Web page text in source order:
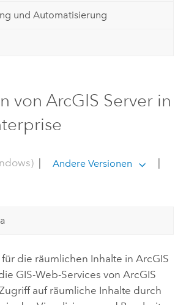
und Automatisierung
von ArcGIS Server in
| Andere Versionen
die räumlichen Inhalte in ArcGIS
GIS-Web-Services von ArcGIS
auf räumliche Inhalte durch